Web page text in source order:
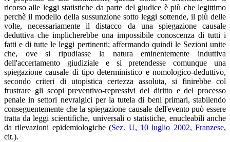
ricorso alle leggi statistiche da parte del giudice è più che legittimo
perchè il modello della sussunzione sotto leggi sottende, il più delle
volte, necessariamente il distacco da una spiegazione causale
deduttiva che implicherebbe una impossibile conoscenza di tutti i
fatti e di tutte le leggi pertinenti; affermando quindi le Sezioni unite
che, ove si ripudiasse la natura eminentemente induttiva
dell'accertamento giudiziale e si pretendesse comunque una
spiegazione causale di tipo deterministico e nomologico-deduttivo,
secondo criteri di utopistica certezza assoluta, si finirebbe col
frustrare gli scopi preventivo-repressivi del diritto e del processo
penale in settori nevralgici per la tutela di beni primari, stabilendo
conseguentemente che la spiegazione causale dell'evento può essere
tratta da leggi scientifiche, universali o statistiche, enucleabili anche
da rilevazioni epidemiologiche (Sez. U, 10 luglio 2002, Franzese,
cit.).